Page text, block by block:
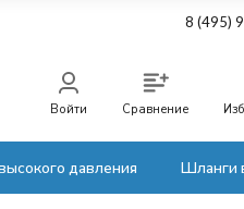
8 (495)
Войти Сравнение
давления Шланги